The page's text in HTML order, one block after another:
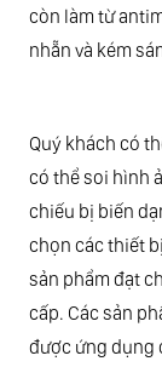
còn làm từ
nhẵn và kém
Quý khách có
có thể soi hình
chiếu bị biến
chọn các thiết
sản phẩm đạt
cấp. Các sản
được ứng dụng